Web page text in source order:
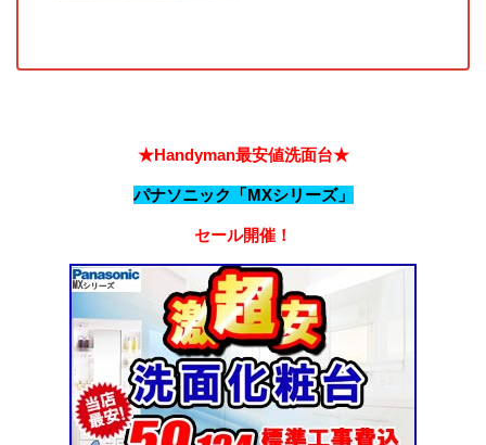
★Handyman最安値洗面台★
パナソニック「MXシリーズ」
セール開催！